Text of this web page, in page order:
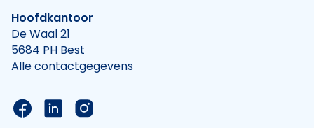
Hoofdkantoor
De Waal 21
5684 PH Best
Alle contactgegevens
Link naar de Facebook pagina van Hypotheek
Link naar de LinkedIn pagina van
Link naar de Instagram pagina van